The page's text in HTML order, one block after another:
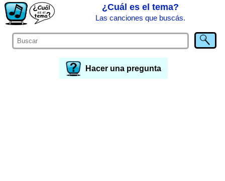
¿Cuál es el tema?
Las canciones que buscás.
Hacer una pregunta